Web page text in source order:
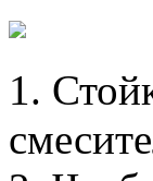
1.